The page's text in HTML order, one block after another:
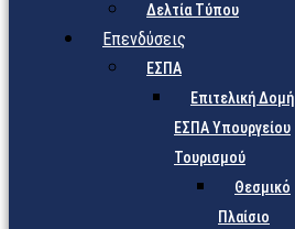
Δελτία Τύπου
Επενδύσεις
ΕΣΠΑ
Επιτελική Δομή
ΕΣΠΑ Υπουργείου
Τουρισμού
Θεσμικό
Πλαίσιο